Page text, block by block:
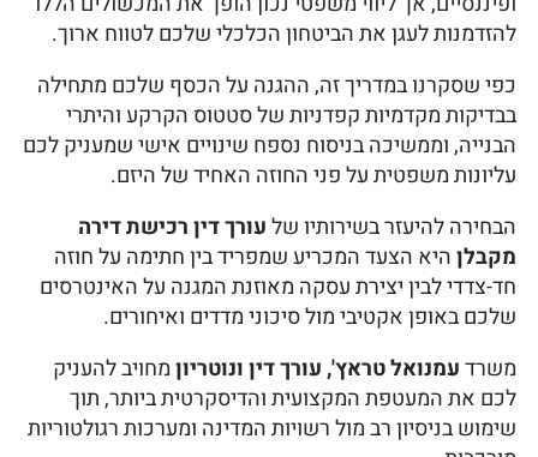
להזדמנות לעגן את הביטחון הכלכלי שלכם לטווח ארוך.
כפי שסקרנו במדריך זה, ההגנה על הכסף שלכם מתחילה
בבדיקות מקדמיות קפדניות של סטטוס הקרקע והיתרי
הבנייה, וממשיכה בניסוח נספח שינויים אישי שמעניק לכם
עליונות משפטית על פני החוזה האחיד של היזם.
הבחירה להיעזר בשירותיו שלעורך דין רכישת דירה
מקבלןהיא הצעד המכריע שמפריד בין חתימה על חוזה
חד-צדדי לבין יצירת עסקה מאוזנת המגנה על האינטרסים
שלכם באופן אקטיבי מול סיכוני מדדים ואיחורים.
משרדעמנואל טראץ', עורך דין ונוטריוןמחויב להעניק
לכם את המעטפת המקצועית והדיסקרטית ביותר, תוך
שימוש בניסיון רב מול רשויות המדינה ומערכות רגולטוריות